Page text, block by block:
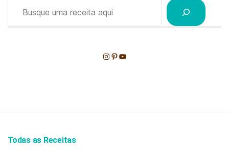
Instagram
Pinterest
Youtube
Todas as Receitas